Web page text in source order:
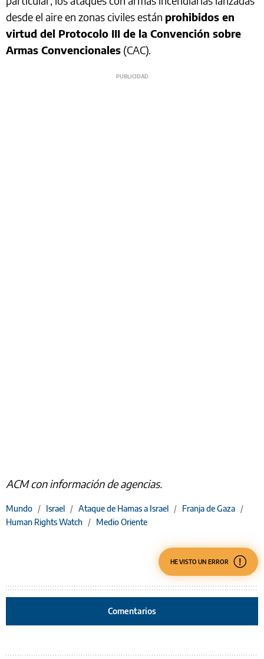
desde el aire en zonas civiles están prohibidos en
virtud del Protocolo III de la Convención sobre
Armas Convencionales (CAC).
ACM con información de agencias.
Mundo / Israel / Ataque de Hamas a Israel / Franja de Gaza /
Human Rights Watch / Medio Oriente
HE VISTO UN ERROR
Comentarios